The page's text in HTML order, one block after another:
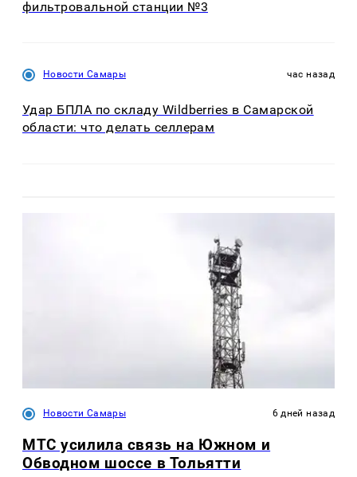
фильтровальной станции №3
Новости Самары час назад
Удар БПЛА по складу Wildberries в Самарской
области: что делать селлерам
Новости Самары 6 дней назад
МТС усилила связь на Южном и
Обводном шоссе в Тольятти